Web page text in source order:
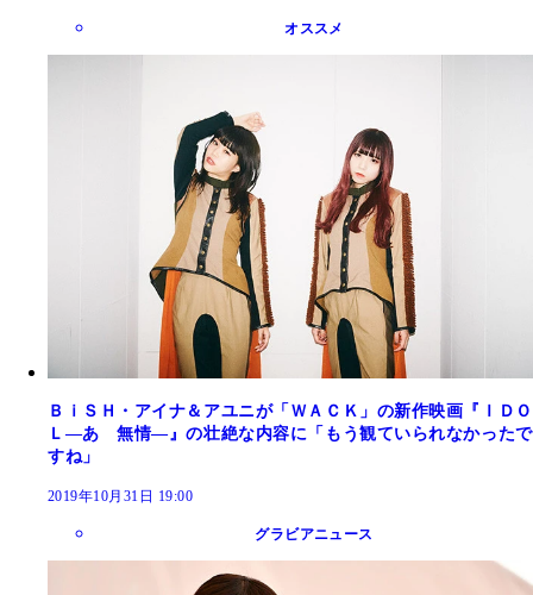
オススメ
ＢｉＳＨ・アイナ＆アユニが「ＷＡＣＫ」の新作映画『ＩＤＯ
Ｌ―あゝ無情―』の壮絶な内容に「もう観ていられなかったで
すね」
2019年10月31日 19:00
グラビアニュース